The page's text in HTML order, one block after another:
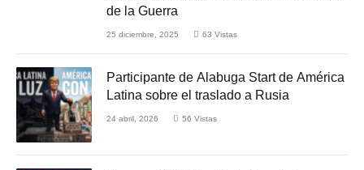
de la Guerra
25 diciembre, 2025 63 Vistas
Participante de Alabuga Start de América
Latina sobre el traslado a Rusia
24 abril, 2026 56 Vistas